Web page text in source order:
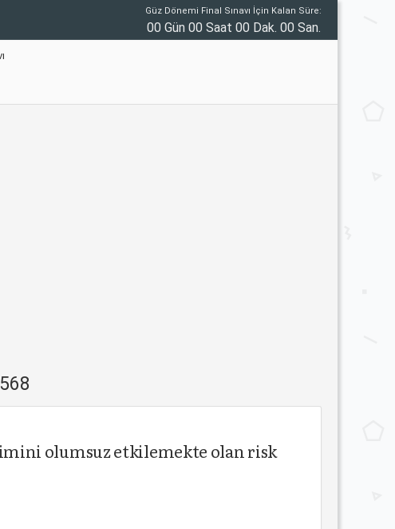
Güz Dönemi Final Sınavı İçin Kalan Süre:
00 Gün 00 Saat 00 Dak. 00 San.
olumsuz etkilemekte olan risk